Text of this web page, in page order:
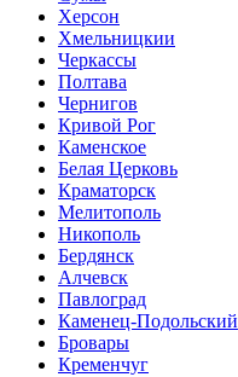
Херсон
Хмельницкии
Черкассы
Полтава
Чернигов
Кривой Рог
Каменское
Белая Церковь
Краматорск
Мелитополь
Никополь
Бердянск
Алчевск
Павлоград
Каменец-Подольский
Бровары
Кременчуг